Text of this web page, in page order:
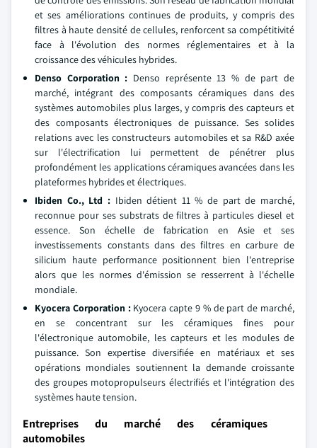
et ses améliorations continues de produits, y compris des
filtres à haute densité de cellules, renforcent sa compétitivité
face à l'évolution des normes réglementaires et à la
croissance des véhicules hybrides.
Denso Corporation : Denso représente 13 % de part de
marché, intégrant des composants céramiques dans des
systèmes automobiles plus larges, y compris des capteurs et
des composants électroniques de puissance. Ses solides
relations avec les constructeurs automobiles et sa R&D axée
sur l'électrification lui permettent de pénétrer plus
profondément les applications céramiques avancées dans les
plateformes hybrides et électriques.
Ibiden Co., Ltd :Ibiden détient 11 % de part de marché,
reconnue pour ses substrats de filtres à particules diesel et
essence. Son échelle de fabrication en Asie et ses
investissements constants dans des filtres en carbure de
silicium haute performance positionnent bien l'entreprise
alors que les normes d'émission se resserrent à l'échelle
mondiale.
Kyocera Corporation : Kyocera capte 9 % de part de marché,
en se concentrant sur les céramiques fines pour
l'électronique automobile, les capteurs et les modules de
puissance. Son expertise diversifiée en matériaux et ses
opérations mondiales soutiennent la demande croissante
des groupes motopropulseurs électrifiés et l'intégration des
systèmes haute tension.
Entreprises du marché des céramiques
automobiles